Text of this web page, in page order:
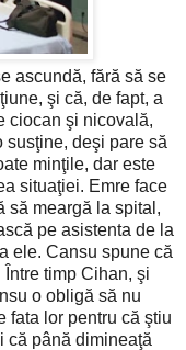
ascundă, fără să se
şi că, de fapt, a
ciocan şi nicovală,
susţine, deşi pare să
minţile, dar este
situaţiei. Emre face
să meargă la spital,
pe asistenta de la
ele. Cansu spune că
timp Cihan, şi
o obligă să nu
fata lor pentru că ştiu
că până dimineaţă